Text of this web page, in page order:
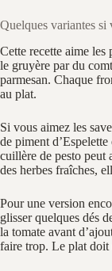
Quelques variantes si
Cette recette aime les
le gruyère par du
parmesan. Chaque
au plat.
Si vous aimez les
de piment
cuillère de pesto peut
des herbes fraîches,
Pour une version
glisser quelques dés
la tomate avant
faire trop. Le plat doit